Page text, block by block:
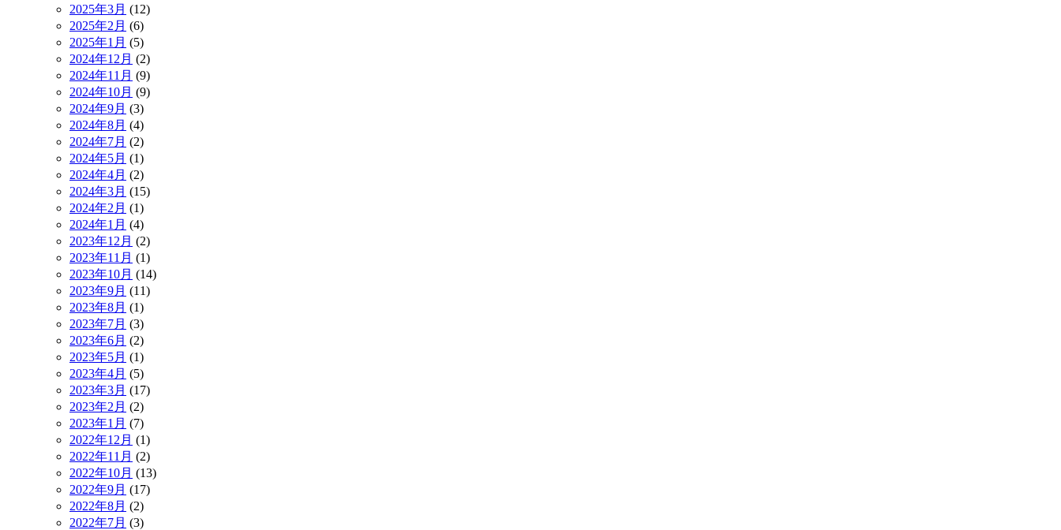
2025年3月 (12)
2025年2月 (6)
2025年1月 (5)
2024年12月 (2)
2024年11月 (9)
2024年10月 (9)
2024年9月 (3)
2024年8月 (4)
2024年7月 (2)
2024年5月 (1)
2024年4月 (2)
2024年3月 (15)
2024年2月 (1)
2024年1月 (4)
2023年12月 (2)
2023年11月 (1)
2023年10月 (14)
2023年9月 (11)
2023年8月 (1)
2023年7月 (3)
2023年6月 (2)
2023年5月 (1)
2023年4月 (5)
2023年3月 (17)
2023年2月 (2)
2023年1月 (7)
2022年12月 (1)
2022年11月 (2)
2022年10月 (13)
2022年9月 (17)
2022年8月 (2)
2022年7月 (3)